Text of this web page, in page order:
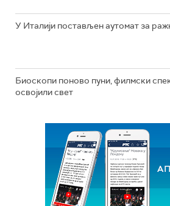
У Италији постављен аутомат за
Биоскопи поново пуни, филмски
освојили свет